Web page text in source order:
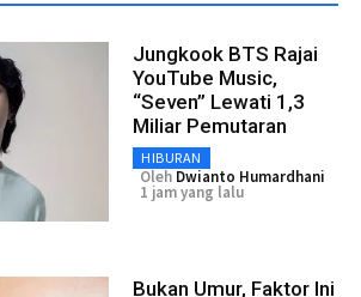
Jungkook BTS Rajai
YouTube Music,
“Seven” Lewati 1,3
Miliar Pemutaran
HIBURAN
Oleh Dwianto Humardhani
1 jam yang lalu
Bukan Umur, Faktor Ini